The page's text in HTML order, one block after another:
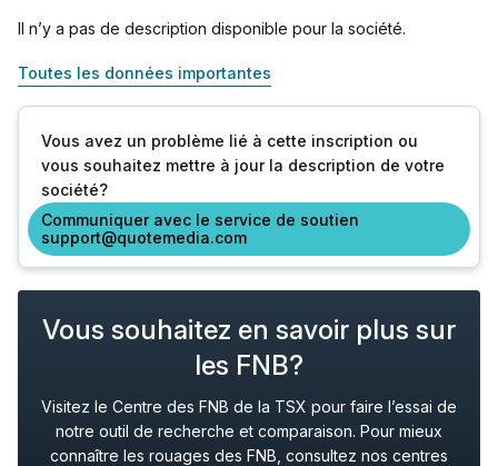
Il n’y a pas de description disponible pour la société.
Toutes les données importantes
Vous avez un problème lié à cette inscription ou
vous souhaitez mettre à jour la description de votre
société?
Communiquer avec le service de soutien
support@quotemedia.com
Vous souhaitez en savoir plus sur
les FNB?
Visitez le Centre des FNB de la TSX pour faire l’essai de
notre outil de recherche et comparaison. Pour mieux
connaître les rouages des FNB, consultez nos centres